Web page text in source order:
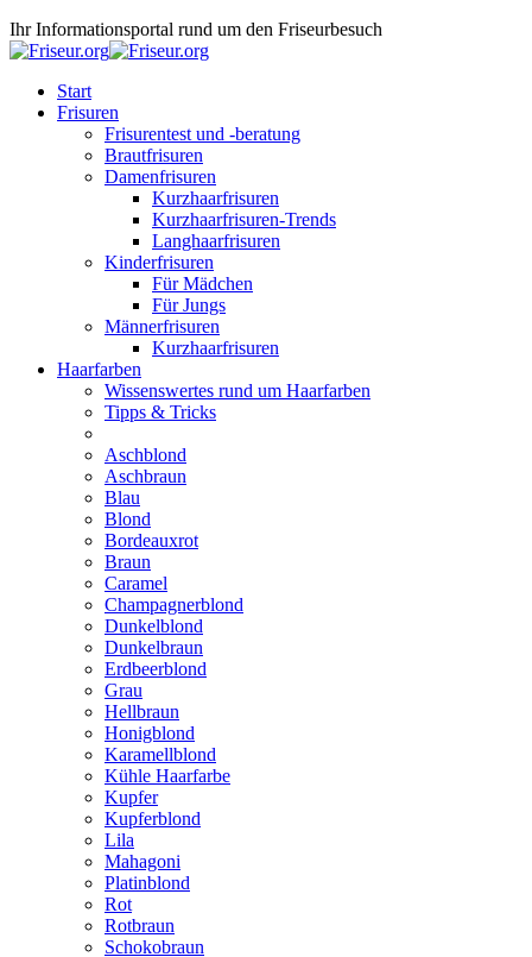
Ihr Informationsportal rund um den Friseurbesuch
Start
Frisuren
Frisurentest und -beratung
Brautfrisuren
Damenfrisuren
Kurzhaarfrisuren
Kurzhaarfrisuren-Trends
Langhaarfrisuren
Kinderfrisuren
Für Mädchen
Für Jungs
Männerfrisuren
Kurzhaarfrisuren
Haarfarben
Wissenswertes rund um Haarfarben
Tipps & Tricks
Aschblond
Aschbraun
Blau
Blond
Bordeauxrot
Braun
Caramel
Champagnerblond
Dunkelblond
Dunkelbraun
Erdbeerblond
Grau
Hellbraun
Honigblond
Karamellblond
Kühle Haarfarbe
Kupfer
Kupferblond
Lila
Mahagoni
Platinblond
Rot
Rotbraun
Schokobraun